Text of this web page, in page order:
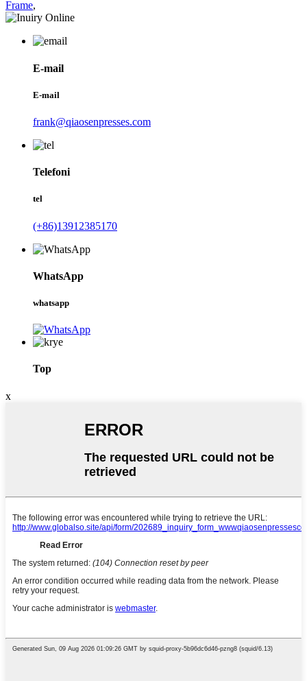
Frame,
E-mail
E-mail
frank@qiaosenpresses.com
Telefoni
tel
(+86)13912385170
WhatsApp
whatsapp
Top
x